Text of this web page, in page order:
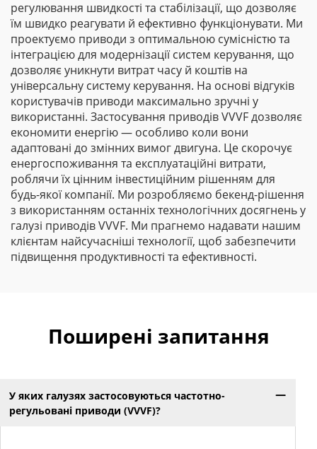
регулювання швидкості та стабілізації, що дозволяє
їм швидко реагувати й ефективно функціонувати. Ми
проектуємо приводи з оптимальною сумісністю та
інтеграцією для модернізації систем керування, що
дозволяє уникнути витрат часу й коштів на
універсальну систему керування. На основі відгуків
користувачів приводи максимально зручні у
використанні. Застосування приводів VVVF дозволяє
економити енергію — особливо коли вони
адаптовані до змінних вимог двигуна. Це скорочує
енергоспоживання та експлуатаційні витрати,
роблячи їх цінним інвестиційним рішенням для
будь-якої компанії. Ми розробляємо бекенд-рішення
з використанням останніх технологічних досягнень у
галузі приводів VVVF. Ми прагнемо надавати нашим
клієнтам найсучасніші технології, щоб забезпечити
підвищення продуктивності та ефективності.
Поширені запитання
У яких галузях застосовуються частотно-
регульовані приводи (VVVF)?